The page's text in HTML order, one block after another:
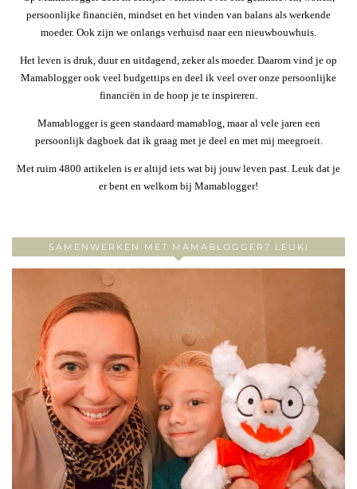
persoonlijke financiën, mindset en het vinden van balans als werkende
moeder. Ook zijn we onlangs verhuisd naar een nieuwbouwhuis.
Het leven is druk, duur en uitdagend, zeker als moeder. Daarom vind je op
Mamablogger ook veel budgettips en deel ik veel over onze persoonlijke
financiën in de hoop je te inspireren.
Mamablogger is geen standaard mamablog, maar al vele jaren een
persoonlijk dagboek dat ik graag met je deel en met mij meegroeit.
Met ruim 4800 artikelen is er altijd iets wat bij jouw leven past. Leuk dat je
er bent en welkom bij Mamablogger!
SAMENWERKEN MET MAMABLOGGER? LEUK!